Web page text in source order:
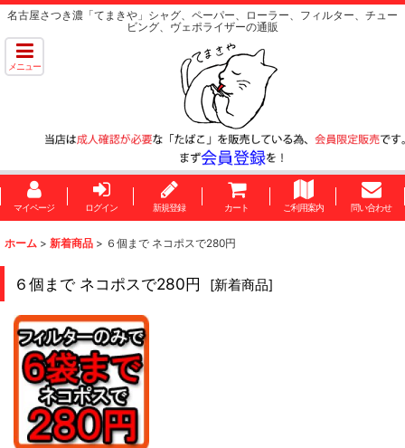
名古屋さつき濃「てまきや」シャグ、ペーパー、ローラー、フィルター、チュー
ビング、ヴェポライザーの通販
メニュー
マイページ ログイン 新規登録 カート ご利用案内 問い合わせ
ホーム > 新着商品 > ６個まで ネコポスで280円
６個まで ネコポスで280円 [新着商品]